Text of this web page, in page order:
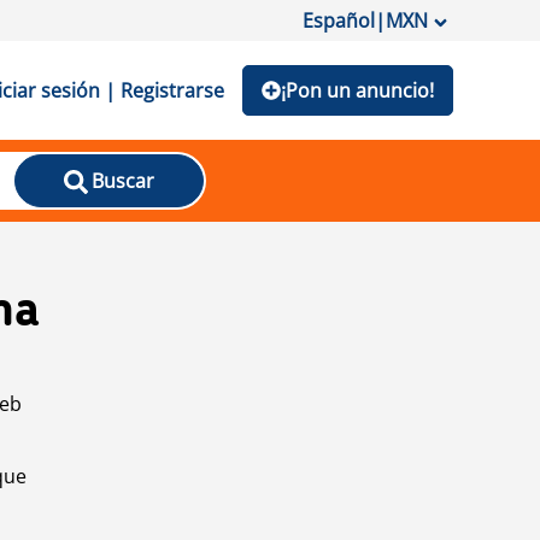
Español|MXN
sesión | Registrarse ¡Pon un anuncio!
Buscar